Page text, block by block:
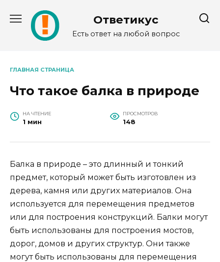
содержанию
Ответикус
Есть ответ на любой вопрос
ГЛАВНАЯ СТРАНИЦА
Что такое балка в природе
НА ЧТЕНИЕ
1 мин
ПРОСМОТРОВ
148
Балка в природе – это длинный и тонкий
предмет, который может быть изготовлен из
дерева, камня или других материалов. Она
используется для перемещения предметов
или для построения конструкций. Балки могут
быть использованы для построения мостов,
дорог, домов и других структур. Они также
могут быть использованы для перемещения